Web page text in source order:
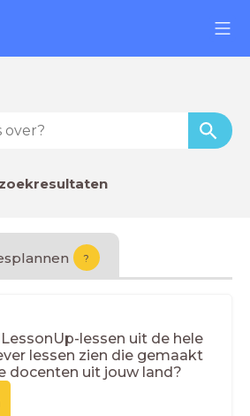
?
lessen uit de hele
lessen zien die gemaakt
docenten uit jouw land?